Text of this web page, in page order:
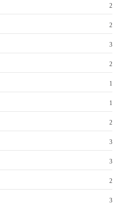
2
2
3
2
1
1
2
3
3
2
3